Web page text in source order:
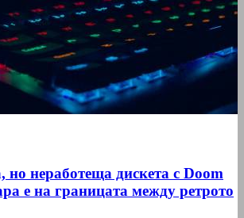
но неработеща дискета с Doom
е на границата между ретрото